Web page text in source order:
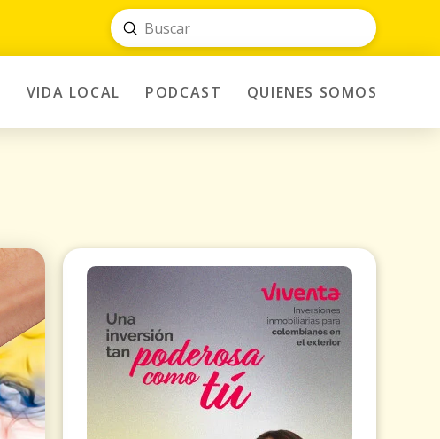
Search
Submit
VIDA LOCAL PODCAST QUIENES SOMOS